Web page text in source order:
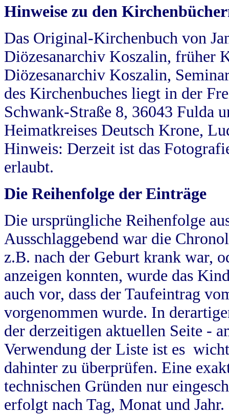
Hinweise zu den
Das Original-Kirchenbuch von
Diözesanarchiv Koszalin, früher
Diözesanarchiv Koszalin,
des Kirchenbuches liegt in der
Schwank-Straße 8, 36043 Fulda
Heimatkreises Deutsch Krone,
Hinweis: Derzeit ist das
erlaubt.
Die Reihenfolge der Einträge
Die ursprüngliche Reihenfolge
Ausschlaggebend war die
z.B. nach der Geburt krank war,
anzeigen konnten, wurde das
auch vor, dass der Taufeintrag
vorgenommen wurde. In
der derzeitigen aktuellen Seite -
Verwendung der Liste ist es
dahinter zu überprüfen. Eine
technischen Gründen nur
erfolgt nach Tag, Monat und Jahr.